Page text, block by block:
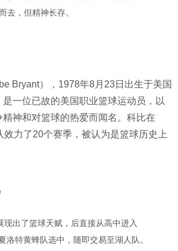
去，但精神长存。
Bryant），1978年8月23日出生于美国
一位已故的美国职业篮球运动员，以
神和对篮球的热爱而闻名。科比在
效力了20个赛季，被认为是篮球历史上
现出了篮球天赋，后直接从高中进入
洛特黄蜂队选中，随即交易至湖人队。